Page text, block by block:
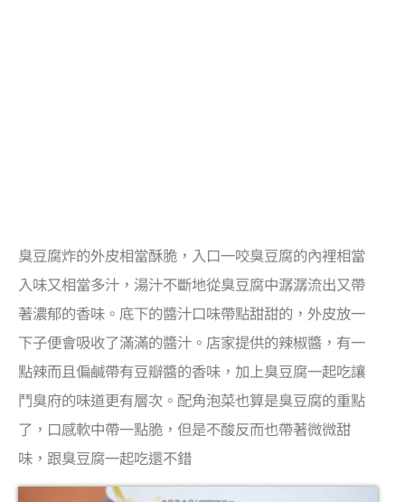
臭豆腐炸的外皮相當酥脆，入口一咬臭豆腐的內裡相當
入味又相當多汁，湯汁不斷地從臭豆腐中潺潺流出又帶
著濃郁的香味。底下的醬汁口味帶點甜甜的，外皮放一
下子便會吸收了滿滿的醬汁。店家提供的辣椒醬，有一
點辣而且偏鹹帶有豆瓣醬的香味，加上臭豆腐一起吃讓
鬥臭府的味道更有層次。配角泡菜也算是臭豆腐的重點
了，口感軟中帶一點脆，但是不酸反而也帶著微微甜
味，跟臭豆腐一起吃還不錯